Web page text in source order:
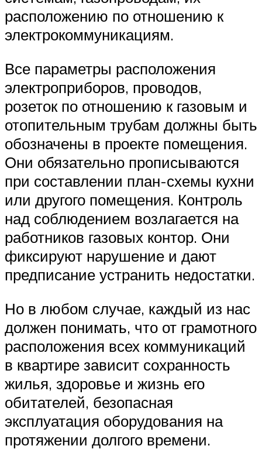
расположению по отношению к
электрокоммуникациям.
Все параметры расположения
электроприборов, проводов,
розеток по отношению к газовым и
отопительным трубам должны быть
обозначены в проекте помещения.
Они обязательно прописываются
при составлении план-схемы кухни
или другого помещения. Контроль
над соблюдением возлагается на
работников газовых контор. Они
фиксируют нарушение и дают
предписание устранить недостатки.
Но в любом случае, каждый из нас
должен понимать, что от грамотного
расположения всех коммуникаций
в квартире зависит сохранность
жилья, здоровье и жизнь его
обитателей, безопасная
эксплуатация оборудования на
протяжении долгого времени.